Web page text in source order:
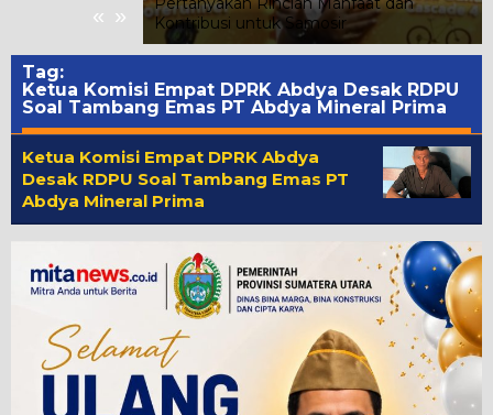
« »
Kontribusi untuk Samosir
Tag:
Ketua Komisi Empat DPRK Abdya Desak RDPU
Soal Tambang Emas PT Abdya Mineral Prima
Ketua Komisi Empat DPRK Abdya
Desak RDPU Soal Tambang Emas PT
Abdya Mineral Prima